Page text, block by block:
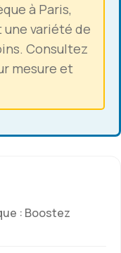
à Paris,
variété de
Consultez
mesure et
: Boostez